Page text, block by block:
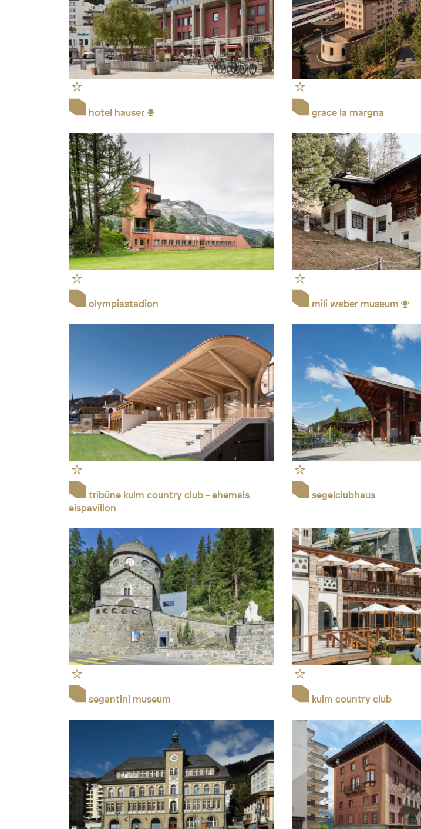
hotel hauser grace la margna
olympiastadion mili weber museum
tribüne kulm country club – ehemals
eispavillon
segelclubhaus
segantini museum kulm country club